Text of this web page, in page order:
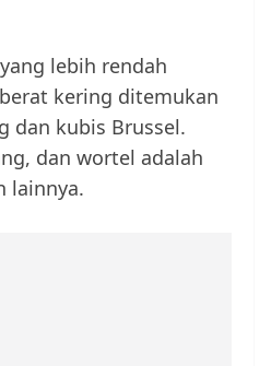
lebih rendah
kering ditemukan
dan kubis Brussel.
dan wortel adalah
lainnya.